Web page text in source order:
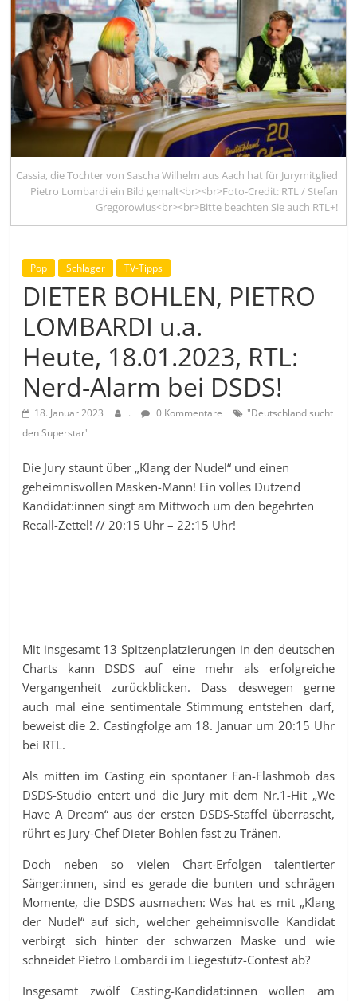
Cassia, die Tochter von Sascha Wilhelm aus Aach hat für Jurymitglied
Pietro Lombardi ein Bild gemalt<br><br>Foto-Credit: RTL / Stefan
Gregorowius<br><br>Bitte beachten Sie auch RTL+!
Pop Schlager TV-Tipps
DIETER BOHLEN, PIETRO
LOMBARDI u.a.
Heute, 18.01.2023, RTL:
Nerd-Alarm bei DSDS!
18. Januar 2023 . 0 Kommentare
"Deutschland sucht
den Superstar"
Die Jury staunt über „Klang der Nudel“ und einen
geheimnisvollen Masken-Mann! Ein volles Dutzend
Kandidat:innen singt am Mittwoch um den begehrten
Recall-Zettel! // 20:15 Uhr – 22:15 Uhr!
Mit insgesamt 13 Spitzenplatzierungen in den deutschen
Charts kann DSDS auf eine mehr als erfolgreiche
Vergangenheit zurückblicken. Dass deswegen gerne
auch mal eine sentimentale Stimmung entstehen darf,
beweist die 2. Castingfolge am 18. Januar um 20:15 Uhr
bei RTL.
Als mitten im Casting ein spontaner Fan-Flashmob das
DSDS-Studio entert und die Jury mit dem Nr.1-Hit „We
Have A Dream“ aus der ersten DSDS-Staffel überrascht,
rührt es Jury-Chef Dieter Bohlen fast zu Tränen.
Doch neben so vielen Chart-Erfolgen talentierter
Sänger:innen, sind es gerade die bunten und schrägen
Momente, die DSDS ausmachen: Was hat es mit „Klang
der Nudel“ auf sich, welcher geheimnisvolle Kandidat
verbirgt sich hinter der schwarzen Maske und wie
schneidet Pietro Lombardi im Liegestütz-Contest ab?
Insgesamt zwölf Casting-Kandidat:innen wollen am